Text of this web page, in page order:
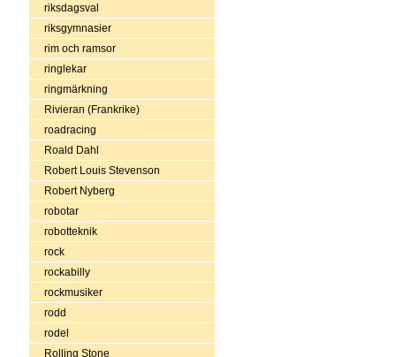
riksdagsval
riksgymnasier
rim och ramsor
ringlekar
ringmärkning
Rivieran (Frankrike)
roadracing
Roald Dahl
Robert Louis Stevenson
Robert Nyberg
robotar
robotteknik
rock
rockabilly
rockmusiker
rodd
rodel
Rolling Stone